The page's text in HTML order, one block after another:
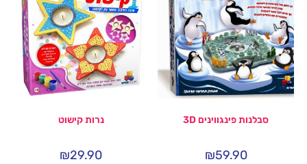
סבלנות פינגווינים 3D
₪59.90
נרות קישוט
₪29.90